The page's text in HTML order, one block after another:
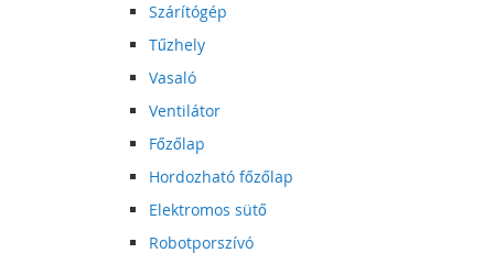
Szárítógép
Tűzhely
Vasaló
Ventilátor
Főzőlap
Hordozható főzőlap
Elektromos sütő
Robotporszívó